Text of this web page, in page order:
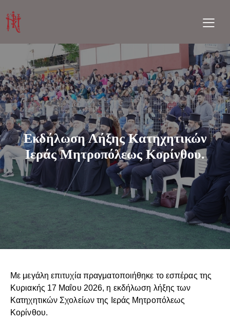
Εκδήλωση Λήξης Κατηχητικών
Ιεράς Μητροπόλεως Κορίνθου.
Με μεγάλη επιτυχία πραγματοποιήθηκε το εσπέρας της
Κυριακής 17 Μαΐου 2026, η εκδήλωση λήξης των
Κατηχητικών Σχολείων της Ιεράς Μητροπόλεως
Κορίνθου.